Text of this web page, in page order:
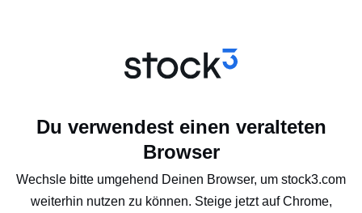
Du verwendest einen veralteten
Browser
Wechsle bitte umgehend Deinen Browser, um stock3.com
weiterhin nutzen zu können. Steige jetzt auf Chrome,